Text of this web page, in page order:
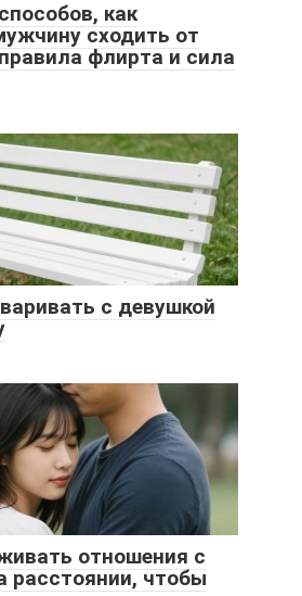
как
сходить от
флирта и сила
с девушкой
отношения с
расстоянии, чтобы